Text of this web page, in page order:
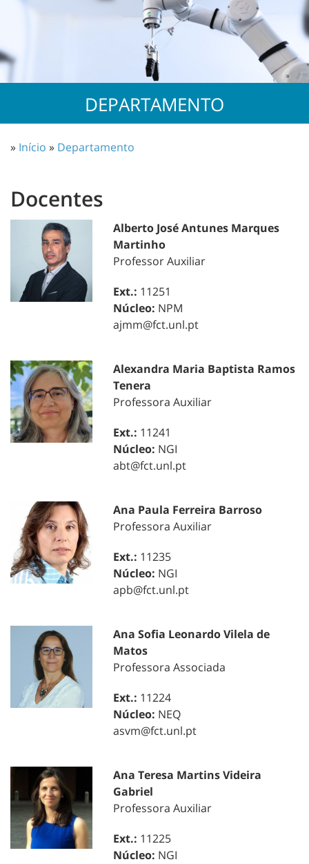
DEPARTAMENTO
» Início » Departamento
Docentes
Alberto José Antunes Marques
Martinho
Professor Auxiliar
Ext.: 11251
Núcleo: NPM
ajmm@fct.unl.pt
Alexandra Maria Baptista Ramos
Tenera
Professora Auxiliar
Ext.: 11241
Núcleo: NGI
abt@fct.unl.pt
Ana Paula Ferreira Barroso
Professora Auxiliar
Ext.: 11235
Núcleo: NGI
apb@fct.unl.pt
Ana Sofia Leonardo Vilela de
Matos
Professora Associada
Ext.: 11224
Núcleo: NEQ
asvm@fct.unl.pt
Ana Teresa Martins Videira
Gabriel
Professora Auxiliar
Ext.: 11225
Núcleo: NGI